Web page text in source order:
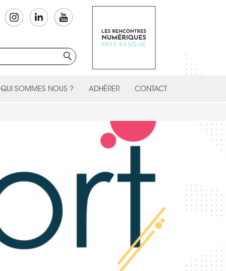
QUI SOMMES NOUS ? ADHÉRER CONTACT